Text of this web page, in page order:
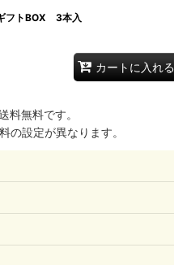
フトBOX 3本入
カートに入れる
料無料です。
の設定が異なります。